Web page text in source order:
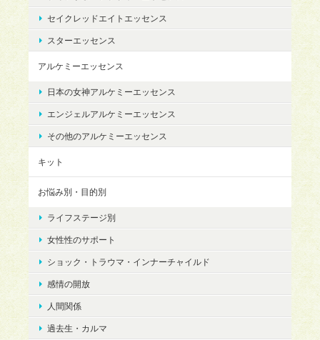
セイクレッドエイトエッセンス
スターエッセンス
アルケミーエッセンス
日本の女神アルケミーエッセンス
エンジェルアルケミーエッセンス
その他のアルケミーエッセンス
キット
お悩み別・目的別
ライフステージ別
女性性のサポート
ショック・トラウマ・インナーチャイルド
感情の開放
人間関係
過去生・カルマ